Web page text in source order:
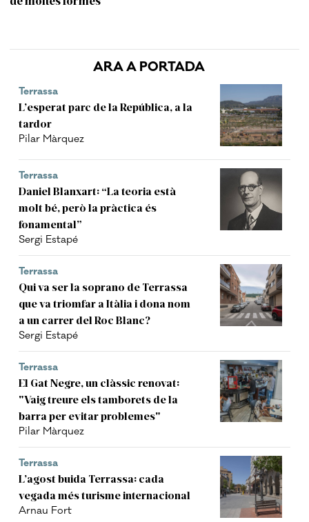
ARA A PORTADA
Terrassa
L’esperat parc de la República, a la
tardor
Pilar Màrquez
Terrassa
Daniel Blanxart: “La teoria està
molt bé, però la pràctica és
fonamental”
Sergi Estapé
Terrassa
Qui va ser la soprano de Terrassa
que va triomfar a Itàlia i dona nom
a un carrer del Roc Blanc?
Sergi Estapé
Terrassa
El Gat Negre, un clàssic renovat:
"Vaig treure els tamborets de la
barra per evitar problemes"
Pilar Màrquez
Terrassa
L’agost buida Terrassa: cada
vegada més turisme internacional
Arnau Fort